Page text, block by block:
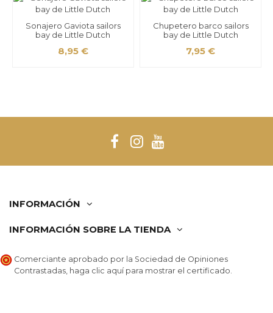
Sonajero Gaviota sailors
bay de Little Dutch
8,95 €
Chupetero barco sailors
bay de Little Dutch
7,95 €
INFORMACIÓN
INFORMACIÓN SOBRE LA TIENDA
Comerciante aprobado por la Sociedad de Opiniones
Contrastadas, haga clic aquí para mostrar el certificado.